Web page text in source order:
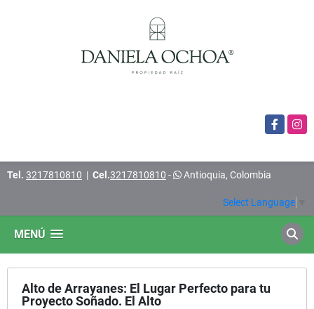
Facebook
Tel. 3217810810 | Cel.3217810810 - Antioquia, Colombia
Select Language
MENÚ
Alto de Arrayanes: El Lugar Perfecto para tu
Proyecto Soñado. El Alto